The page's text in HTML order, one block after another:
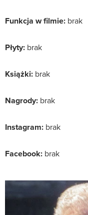
Funkcja w filmie: brak
Płyty: brak
Książki: brak
Nagrody: brak
Instagram: brak
Facebook: brak